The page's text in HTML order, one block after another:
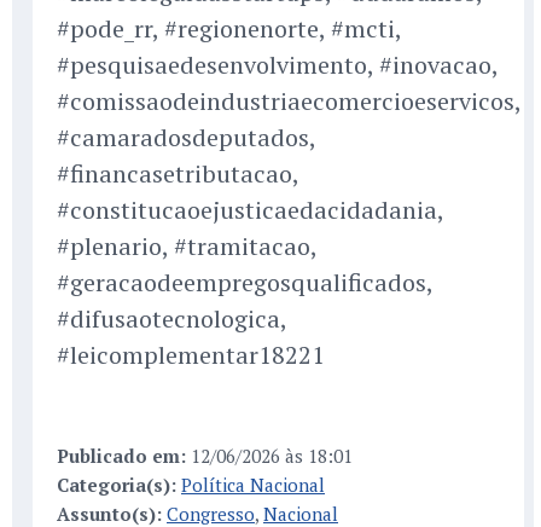
#pode_rr, #regionenorte, #mcti,
#pesquisaedesenvolvimento, #inovacao,
#comissaodeindustriaecomercioeservicos,
#camaradosdeputados,
#financasetributacao,
#constitucaoejusticaedacidadania,
#plenario, #tramitacao,
#geracaodeempregosqualificados,
#difusaotecnologica,
#leicomplementar18221
Publicado em: 12/06/2026 às 18:01
Categoria(s): Política Nacional
Assunto(s): Congresso, Nacional